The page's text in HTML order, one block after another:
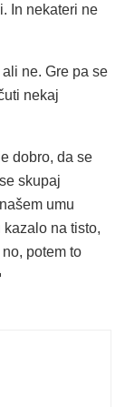
In nekateri ne
ne. Gre pa se
nekaj
dobro, da se
skupaj
umu
na tisto,
potem to